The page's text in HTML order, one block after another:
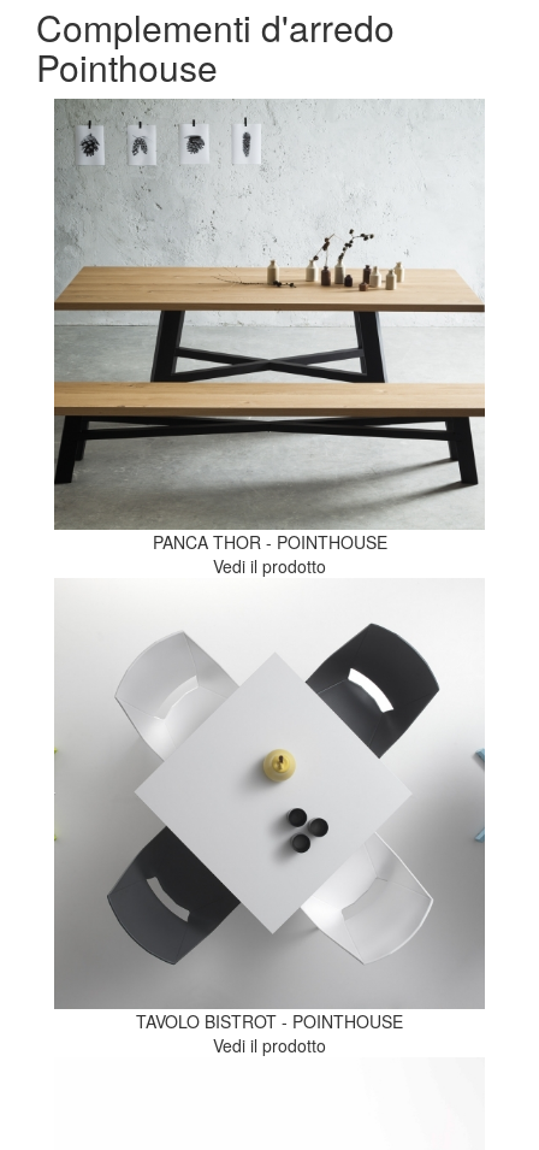
Complementi d'arredo
Pointhouse
PANCA THOR - POINTHOUSE
Vedi il prodotto
TAVOLO BISTROT - POINTHOUSE
Vedi il prodotto